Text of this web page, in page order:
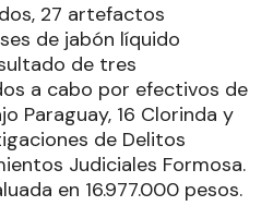
27 artefactos
de jabón líquido
de tres
a cabo por efectivos de
Paraguay, 16 Clorinda y
de Delitos
Judiciales Formosa.
en 16.977.000 pesos.